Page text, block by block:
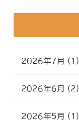
2026年7月 (1)
2026年6月 (2)
2026年5月 (1)